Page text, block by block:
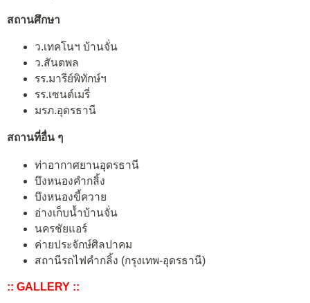
สถานศึกษา
ว.เทคโนฯ บ้านจั่น
ว.สันตพล
รร.มารีย์พิทักษ์ฯ
รร.เซนต์เมรี่
มรภ.อุดรธานี
สถานที่อื่น ๆ
ท่าอากาศยานอุดรธานี
บึงหนองคำกลิ้ง
บึงหนองขี้ควาย
อ่างเก็บน้ำบ้านจั่น
นครชัยแอร์
ค่ายประจักษ์ศิลปาคม
สถานีรถไฟคำกลิ้ง (กรุงเทพ-อุดรธานี)
:: GALLERY ::